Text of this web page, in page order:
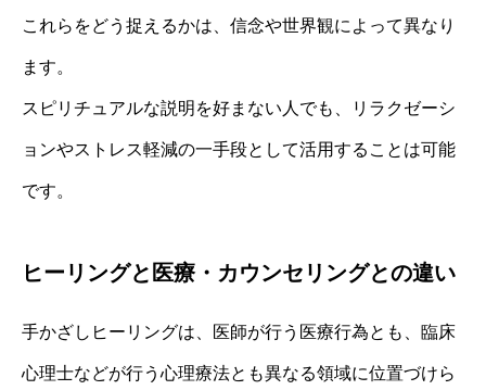
これらをどう捉えるかは、信念や世界観によって異なり
ます。
スピリチュアルな説明を好まない人でも、リラクゼーシ
ョンやストレス軽減の一手段として活用することは可能
です。
ヒーリングと医療・カウンセリングとの違い
手かざしヒーリングは、医師が行う医療行為とも、臨床
心理士などが行う心理療法とも異なる領域に位置づけら